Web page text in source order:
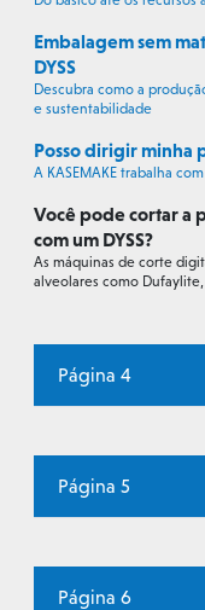
Embalagem sem
DYSS
Descubra como a
e sustentabilidade
Posso dirigir minha
A KASEMAKE trabalha
Você pode cortar a
com um DYSS?
As máquinas de corte
alveolares como
Página 4
Página 5
Página 6